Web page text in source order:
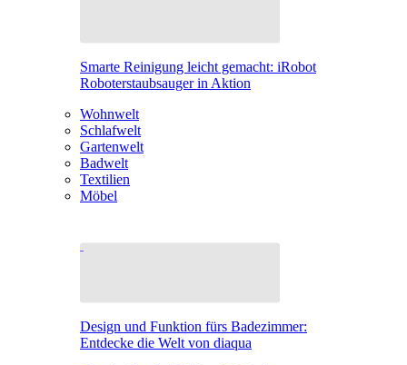
Smarte Reinigung leicht gemacht: iRobot
Roboterstaubsauger in Aktion
Wohnwelt
Schlafwelt
Gartenwelt
Badwelt
Textilien
Möbel
Design und Funktion fürs Badezimmer:
Entdecke die Welt von diaqua